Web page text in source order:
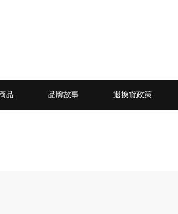
品 品牌故事 退換貨政策